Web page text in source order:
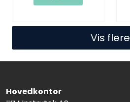
Vis flere
Hovedkontor